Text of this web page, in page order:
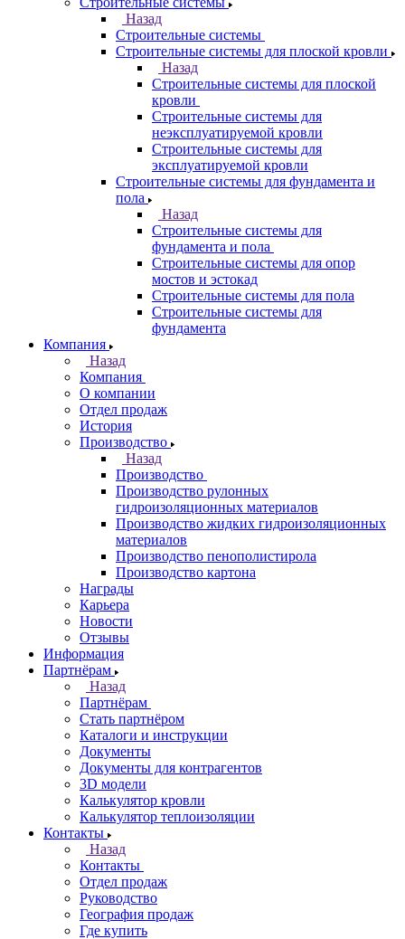
Назад
Строительные системы
Строительные системы для плоской кровли
Назад
Строительные системы для плоской
кровли
Строительные системы для
неэксплуатируемой кровли
Строительные системы для
эксплуатируемой кровли
Строительные системы для фундамента и
пола
Назад
Строительные системы для
фундамента и пола
Строительные системы для опор
мостов и эстокад
Строительные системы для пола
Строительные системы для
фундамента
Компания
Назад
Компания
О компании
Отдел продаж
История
Производство
Назад
Производство
Производство рулонных
гидроизоляционных материалов
Производство жидких гидроизоляционных
материалов
Производство пенополистирола
Производство картона
Награды
Карьера
Новости
Отзывы
Информация
Партнёрам
Назад
Партнёрам
Стать партнёром
Каталоги и инструкции
Документы
Документы для контрагентов
3D модели
Калькулятор кровли
Калькулятор теплоизоляции
Контакты
Назад
Контакты
Отдел продаж
Руководство
География продаж
Где купить